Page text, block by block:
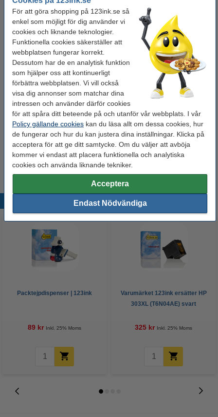
För att göra shopping på 123ink.se så
enkel som möjligt för dig använder vi
cookies och liknande teknologier.
Funktionella cookies säkerställer att
webbplatsen fungerar korrekt.
Dessutom har de en analytisk funktion
som hjälper oss att kontinuerligt
förbättra webbplatsen. Vi vill också
visa dig annonser som matchar dina
intressen och använder därför cookies
för att spåra ditt beteende på och utanför vår webbplats. I vår
Policy gällande cookies kan du läsa allt om dessa cookies, hur
de fungerar och hur du kan justera dina inställningar. Klicka på
acceptera för att ge ditt samtycke. Om du väljer att avböja
kommer vi endast att placera funktionella och analytiska
cookies och använda liknande tekniker.
Acceptera
Endast Nödvändiga
89 kr Beställ
Behöver du fler?
Köp
för endast
200 kr
Glöm inte att beställa!
6st
140 kr
Packtejp 50mm x 66m | 123ink | brun | 6st
140 kr
Populära produkter
Packtejpdispenser | 123ink
89 kr Inkl. 25% Moms
Varumärket 123ink ersätter HP
303XL (T6N04AE) svart
325 kr Inkl. 25% Moms